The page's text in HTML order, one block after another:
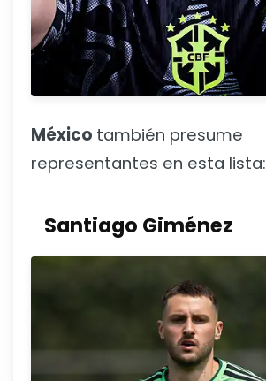
México también presume
representantes en esta lista:
Santiago Giménez